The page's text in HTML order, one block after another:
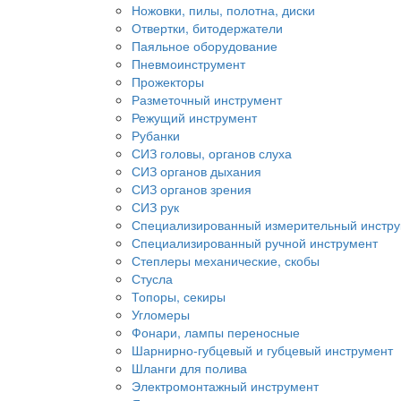
Ножовки, пилы, полотна, диски
Отвертки, битодержатели
Паяльное оборудование
Пневмоинструмент
Прожекторы
Разметочный инструмент
Режущий инструмент
Рубанки
СИЗ головы, органов слуха
СИЗ органов дыхания
СИЗ органов зрения
СИЗ рук
Специализированный измерительный
Специализированный ручной инструмент
Степлеры механические, скобы
Стусла
Топоры, секиры
Угломеры
Фонари, лампы переносные
Шарнирно-губцевый и губцевый инструмент
Шланги для полива
Электромонтажный инструмент